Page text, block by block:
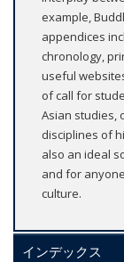
example,
appendices
chronology,
useful
of call for
Asian studies,
disciplines of
also an ideal
and for
culture.
インデックス